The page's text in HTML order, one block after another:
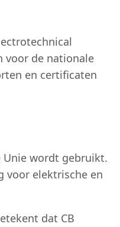
voor de nationale
en certificaten
Unie wordt gebruikt.
voor elektrische en
dat CB